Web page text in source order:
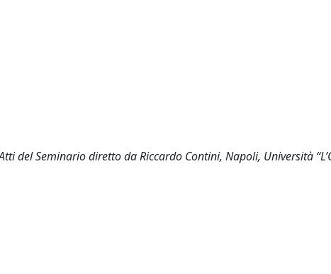
del Seminario diretto da Riccardo Contini, Napoli, Università